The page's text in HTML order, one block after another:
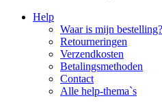
Help
Waar is mijn bestelling?
Retourneringen
Verzendkosten
Betalingsmethoden
Contact
Alle help-thema`s